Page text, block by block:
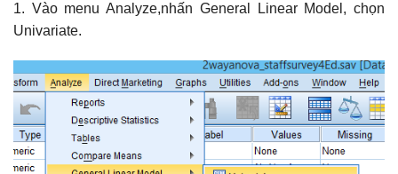
1. Vào menu Analyze,nhấn General Linear Model, chọn
Univariate.